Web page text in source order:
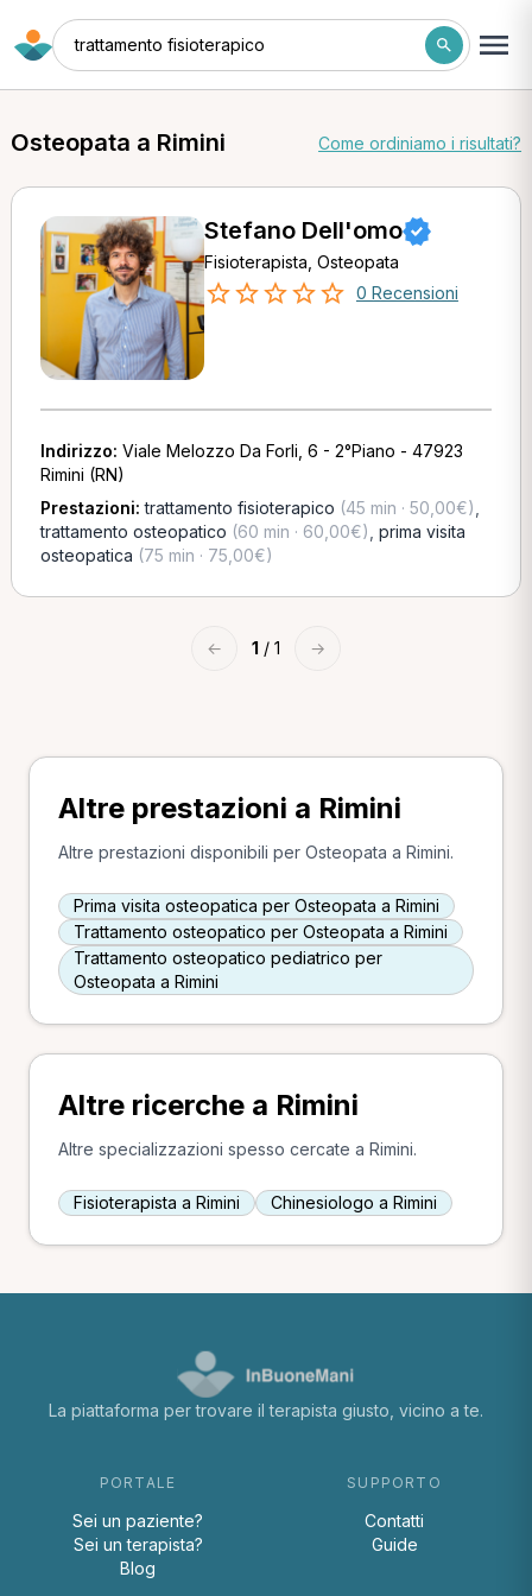
trattamento fisioterapico
Osteopata a Rimini Come ordiniamo i risultati?
Stefano Dell'omo
Fisioterapista, Osteopata
0 Recensioni
Indirizzo: Viale Melozzo Da Forli, 6 - 2°Piano - 47923
Rimini (RN)
Prestazioni:trattamento fisioterapico (45 min · 50,00€)
trattamento osteopatico (60 min · 60,00€) prima visita
osteopatica (75 min · 75,00€)
← 1 / 1 →
Altre prestazioni a Rimini
Altre prestazioni disponibili per Osteopata a Rimini.
Prima visita osteopatica per Osteopata a Rimini
Trattamento osteopatico per Osteopata a Rimini
Trattamento osteopatico pediatrico per
Osteopata a Rimini
Altre ricerche a Rimini
Altre specializzazioni spesso cercate a Rimini.
Fisioterapista a Rimini Chinesiologo a Rimini
La piattaforma per trovare il terapista giusto, vicino a te.
PORTALE
Sei un paziente?
Sei un terapista?
Blog
SUPPORTO
Contatti
Guide